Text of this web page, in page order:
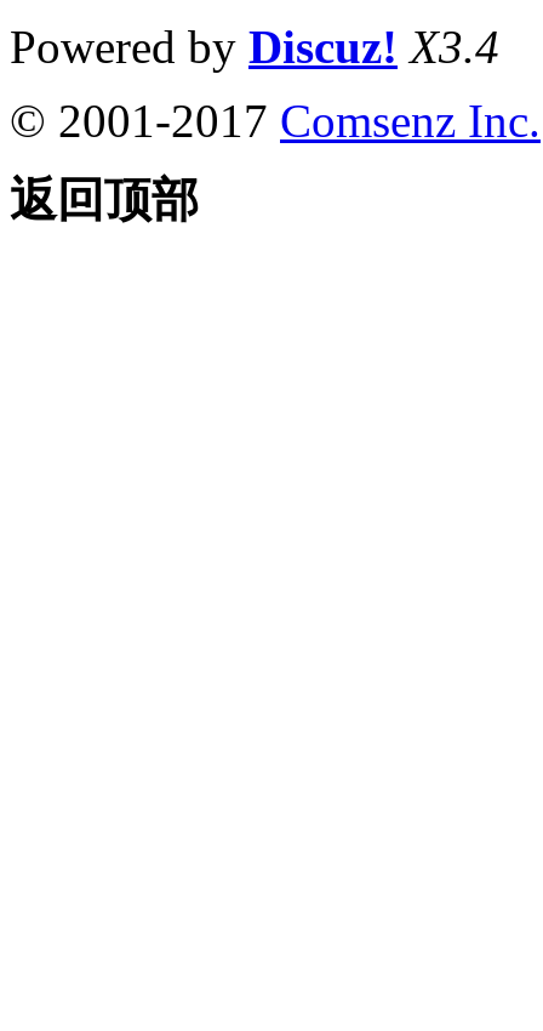
Powered by Discuz! X3.4
© 2001-2017 Comsenz Inc.
返回顶部